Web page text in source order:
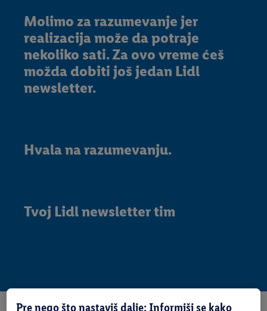
Molimo za razumevanje jer
realizacija može da potraje
nekoliko sati. Za ovo vreme ćeš
možda dobiti još jedan Lidl
newsletter.
Hvala na razumevanju.
Tvoj Lidl newsletter tim
Pre nego što nastaviš dalje: Informiši se kako